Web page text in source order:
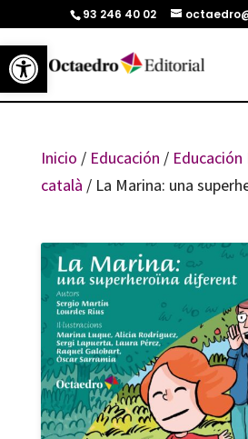
Abrir barra de herramientas
93 246 40 02
Inicio / Educación /
català / La Marina: una